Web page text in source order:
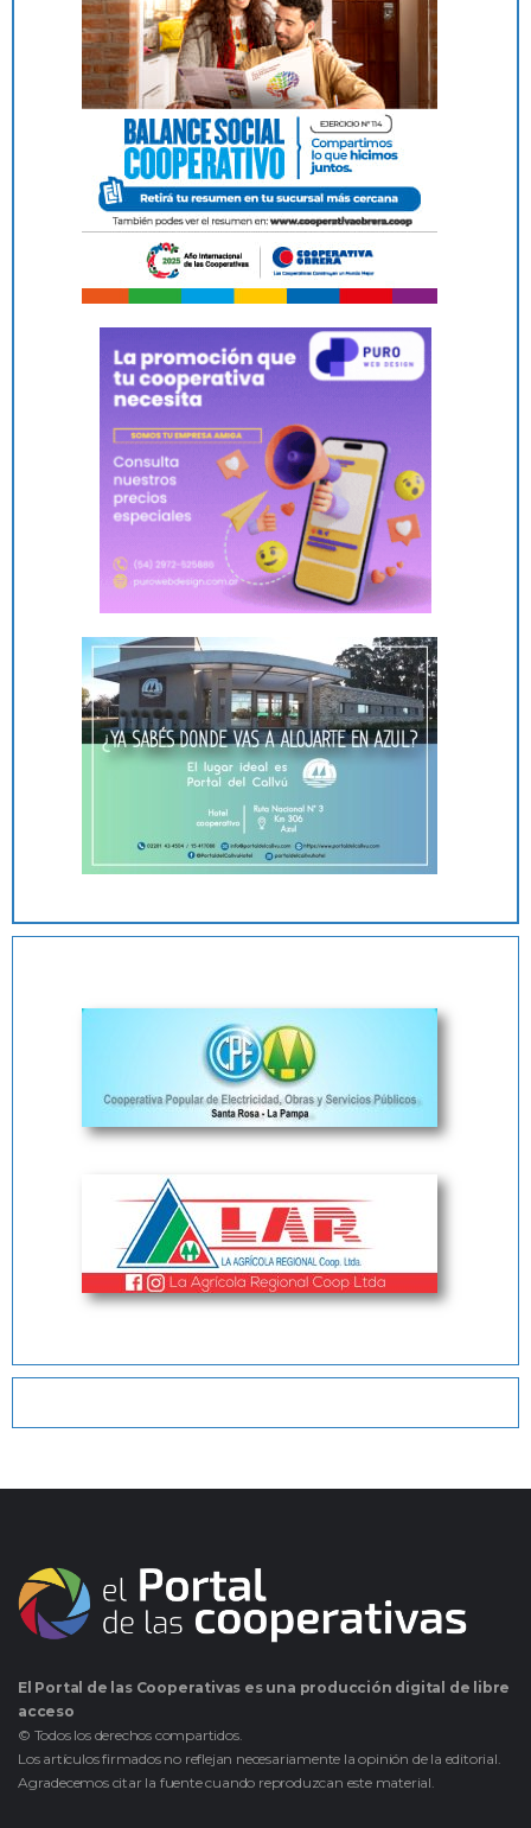
El Portal de las Cooperativas es una producción digital de libre
acceso
© Todos los derechos compartidos.
Los artículos firmados no reflejan necesariamente la opinión de la editorial.
Agradecemos citar la fuente cuando reproduzcan este material.